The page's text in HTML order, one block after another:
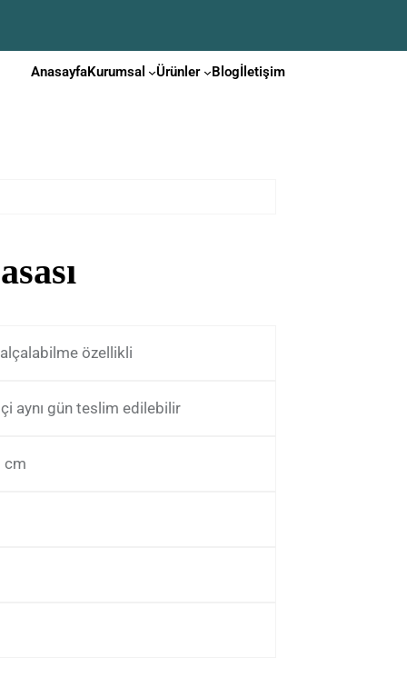
AnasayfaKurumsal Ürünler Blogİletişim
özellikli
aynı gün teslim edilebilir
cm